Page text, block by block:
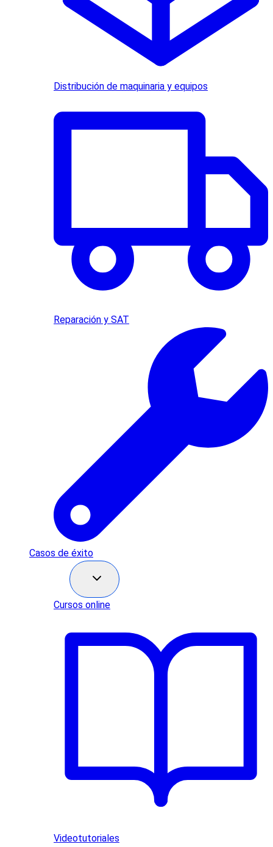
Distribución de maquinaria y equipos
Reparación y SAT
Casos de éxito
Cursos online
Videotutoriales